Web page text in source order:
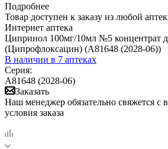
Подробнее
Товар доступен к заказу из любой
Интернет аптека
Ципринол 100мг/10мл №5 концентрат
(Ципрофлоксацин) (А81648 (2028-06))
В наличии в 7 аптеках
Серия:
А81648 (2028-06)
Заказать
Наш менеджер обязательно свяжется с
условия заказа